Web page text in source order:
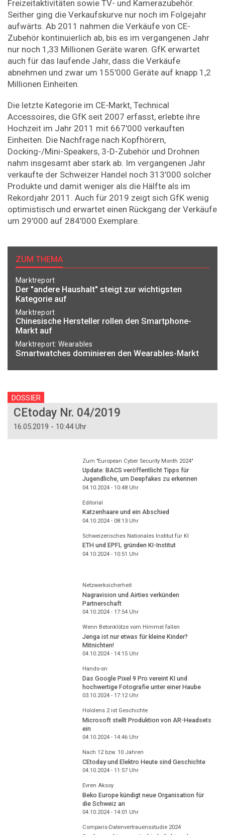
Freizeitaktivitäten sowie TV- und Kamerazubehör.
Seither ging die Verkaufskurve nur noch im Folgejahr
aufwärts. Ab 2011 nahmen die Verkäufe von CE-
Zubehör kontinuierlich ab, bis es im vergangenen Jahr
nur noch 1,33 Millionen Geräte waren. GfK erwartet
auch für das laufende Jahr, dass die Verkäufe
abnehmen und zwar um 155'000 Geräte auf knapp 1,2
Millionen Einheiten.
Die letzte Kategorie im CE-Markt, Technical
Accessoires, die GfK seit 2007 erfasst, erlebte ihre
Hochzeit im Jahr 2011 mit 667'000 verkauften
Einheiten. Die Nachfrage nach Kopfhörern,
Docking-/Mini-Speakers, 3-D-Zubehör und Drohnen
nahm insgesamt aber stark ab. Im vergangenen Jahr
verkaufte der Schweizer Handel noch 313'000 solcher
Produkte und damit weniger als die Hälfte als im
Rekordjahr 2011. Auch für 2019 zeigt sich GfK wenig
optimistisch und erwartet einen Rückgang der Verkäufe
um 29'000 auf 284'000 Exemplare.
ZUM THEMA
Marktreport
Der "andere Haushalt" steigt zur wichtigsten
Kategorie auf
Marktreport
Chinesische Hersteller rollen den Smartphone-
Markt auf
Marktreport: Wearables
Smartwatches dominieren den Wearables-Markt
DOSSIER
CEtoday Nr. 04/2019
16.05.2019 - 10:44 Uhr
Zum "European Cyber Security Month 2024"
Update: BACS veröffentlicht Tipps für
Jugendliche, um Deepfakes zu erkennen
04.10.2024 - 10:48Uhr
Editorial
Katzenhaare und ein Abschied
04.10.2024 - 08:13Uhr
Schweizerisches Nationales Institut für KI
ETH und EPFL gründen KI-Institut
04.10.2024 - 10:51 Uhr
Netzwerksicherheit
Nagravision und Airties verkünden
Partnerschaft
04.10.2024 - 17:54Uhr
Wenn Betonklötze vom Himmel fallen
Jenga ist nur etwas für kleine Kinder?
Mitnichten!
04.10.2024 - 14:15Uhr
Hands-on
Das Google Pixel 9 Pro vereint KI und
hochwertige Fotografie unter einer Haube
03.10.2024 - 17:12Uhr
Hololens 2 ist Geschichte
Microsoft stellt Produktion von AR-Headsets
ein
04.10.2024 - 14:46Uhr
Nach 12 bzw. 10 Jahren
CEtoday und Elektro Heute sind Geschichte
04.10.2024 - 11:57Uhr
Evren Aksoy
Beko Europe kündigt neue Organisation für
die Schweiz an
04.10.2024 - 14:01 Uhr
Comparis-Datenvertrauensstudie 2024